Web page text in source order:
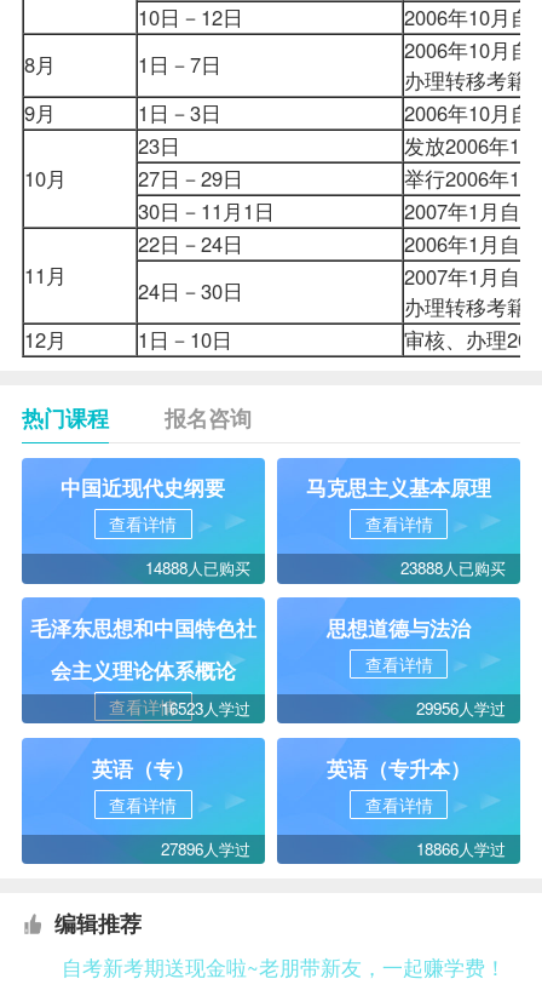
10日－12日
2006年10月
8月
1日－7日
2006年10月自
办理转移考
9月
1日－3日 2006年10月
10月
23日
发放2006年
27日－29日
举行2006年
30日－11月1日
2007年1月
11月
22日－24日
2006年1月自
24日－30日
2007年1月自
办理转移考
12月
1日－10日 审核、办理
热门课程 报名咨询
中国近现代史纲要
查看详情
14888人已购买
马克思主义基本原理
查看详情
23888人已购买
毛泽东思想和中国特色社
会主义理论体系概论
查看详情16523人学过
思想道德与法治
查看详情
29956人学过
英语（专）
查看详情
27896人学过
英语（专升本）
查看详情
18866人学过
编辑推荐
自考新考期送现金啦~老朋带新友，一起赚学费！